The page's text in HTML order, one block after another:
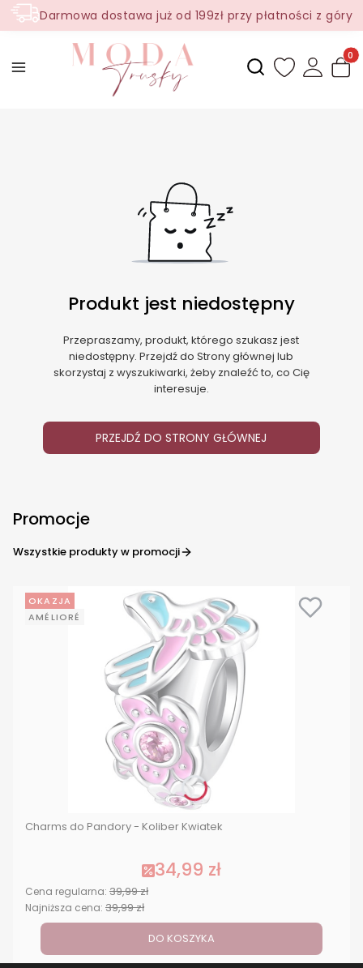
Darmowa dostawa już od 199zł przy płatności z góry
Otwórz
Produkt jest niedostępny
Przepraszamy, produkt, którego szukasz jest
niedostępny. Przejdź do Strony głównej lub
skorzystaj z wyszukiwarki, żeby znaleźć to, co Cię
interesuje.
PRZEJDŹ DO STRONY GŁÓWNEJ
Promocje
Wszystkie produkty w promocji
OKAZJA
AMÉLIORÉ
Charms do Pandory - Koliber Kwiatek
34,99 zł
Cena regularna: 39,99 zł
Najniższa cena: 39,99 zł
DO KOSZYKA